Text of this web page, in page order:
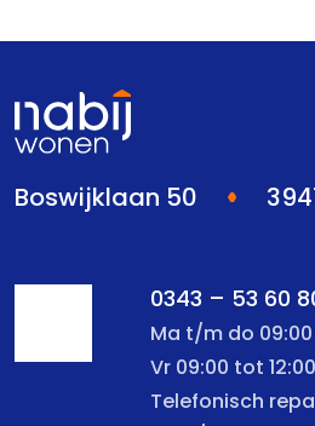
Boswijklaan 50
0343 – 53 60
Ma t/m do 09:00
Vr 09:00 tot
Telefonisch